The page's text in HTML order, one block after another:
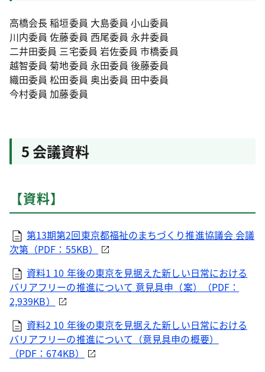
高橋会長 稲垣委員 大島委員 小山委員
川内委員 佐藤委員 西尾委員 永井委員
二井田委員 三宅委員 岩佐委員 市橋委員
越智委員 菊地委員 永田委員 後藤委員
織田委員 松田委員 奥出委員 田中委員
今村委員 加藤委員
5 会議資料
【資料】
第13期第2回東京都福祉のまちづくり推進協議会 会議
次第（PDF：55KB）
資料1 10 年後の東京を見据えた新しい日常における
バリアフリーの推進について 意見具申（案）（PDF：
2,939KB）
資料2 10 年後の東京を見据えた新しい日常における
バリアフリーの推進について（意見具申の概要）
（PDF：674KB）